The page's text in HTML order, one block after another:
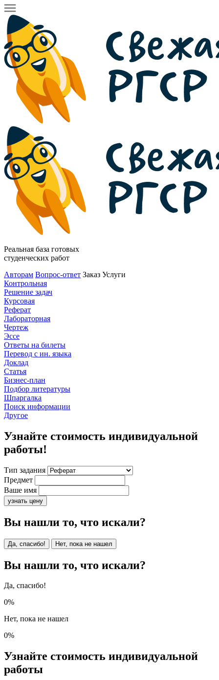
Реальная база готовых
студенческих работ
Авторам Вопрос-ответ Заказ Услуги
Контрольная
Решение задач
Курсовая
Реферат
Лабораторная
Чертеж
Эссе
Ответы на билеты
Перевод с ин. языка
Доклад
Статья
Бизнес-план
Подбор литературы
Шпаргалка
Поиск информации
Другое
Узнайте стоимость индивидуальной
работы!
Тип задания
Предмет
Ваше имя
узнать цену
Вы нашли то, что искали?
Да, спасибо! Нет, пока не нашел
Вы нашли то, что искали?
Да, спасибо!
0%
Нет, пока не нашел
0%
Узнайте стоимость индивидуальной
работы